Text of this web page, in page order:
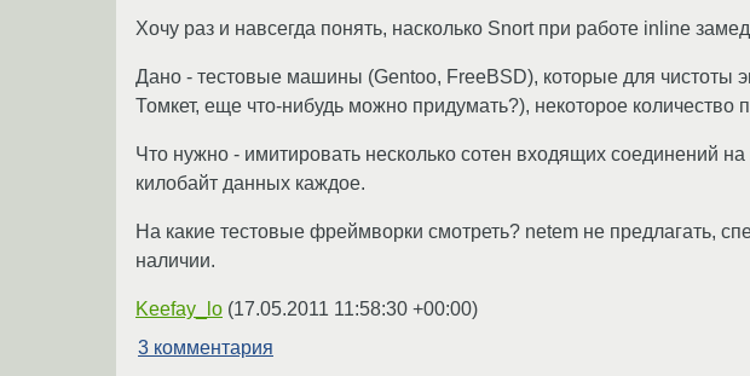
Хочу раз и навсегда понять, насколько Snort при работе inline
Дано - тестовые машины (Gentoo, FreeBSD), которые для чистоты
Томкет, еще что-нибудь можно придумать?), некоторое количество
Что нужно - имитировать несколько сотен входящих соединений
килобайт данных каждое.
На какие тестовые фреймворки смотреть? netem не предлагать,
наличии.
Keefay_lo (17.05.2011 11:58:30 +00:00)
3 комментария